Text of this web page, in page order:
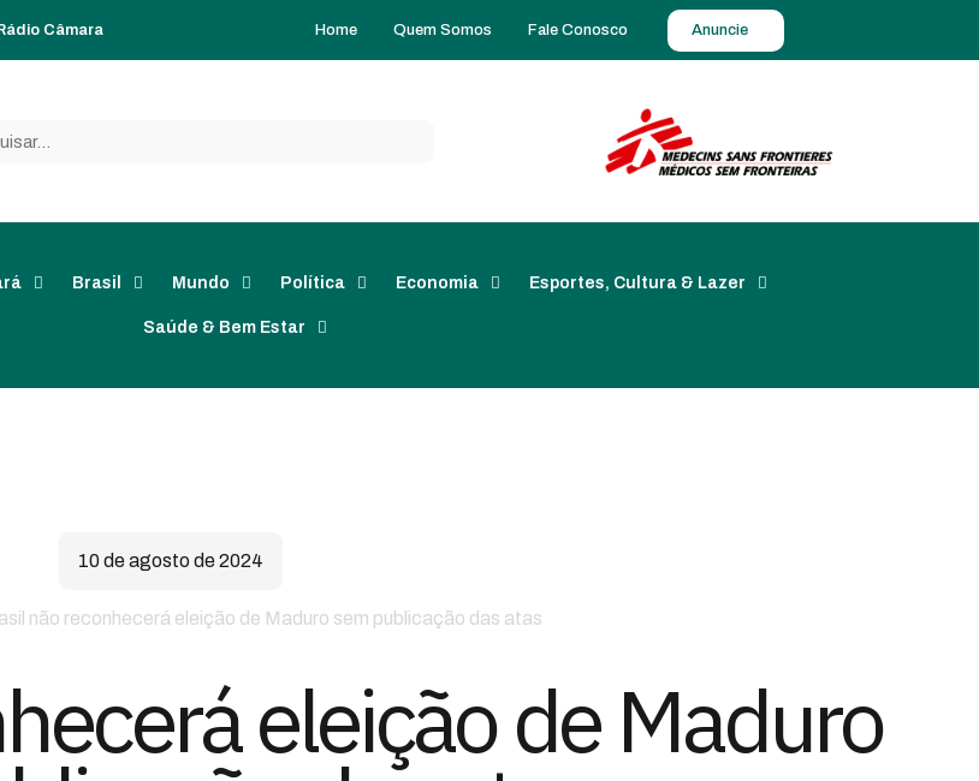
Câmara Home Quem Somos Fale Conosco Anuncie
Brasil Mundo Política Economia Esportes, Cultura & Lazer
Saúde & Bem Estar
10 de agosto de 2024
não reconhecerá eleição de Maduro sem publicação das atas
eleição de Maduro